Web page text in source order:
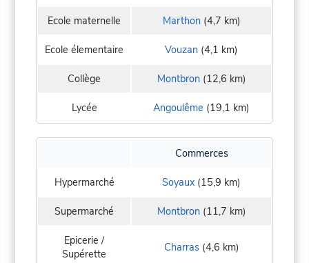
Ecole maternelle Marthon(4,7 km)
Ecole élementaire Vouzan (4,1 km)
Collège Montbron(12,6 km)
Lycée Angoulême (19,1 km)
Commerces
Hypermarché Soyaux (15,9 km)
Supermarché Montbron(11,7 km)
Epicerie /
Supérette
Charras(4,6 km)